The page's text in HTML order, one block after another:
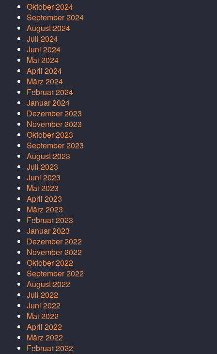
Oktober 2024
September 2024
August 2024
Juli 2024
Juni 2024
Mai 2024
April 2024
März 2024
Februar 2024
Januar 2024
Dezember 2023
November 2023
Oktober 2023
September 2023
August 2023
Juli 2023
Juni 2023
Mai 2023
April 2023
März 2023
Februar 2023
Januar 2023
Dezember 2022
November 2022
Oktober 2022
September 2022
August 2022
Juli 2022
Juni 2022
Mai 2022
April 2022
März 2022
Februar 2022